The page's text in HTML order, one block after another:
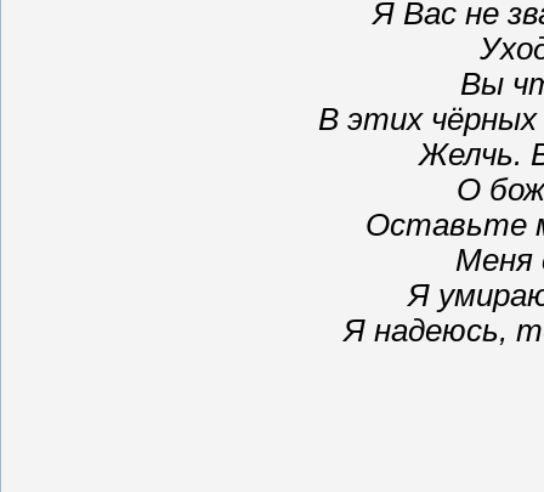
Я Вас не
Вы
В этих
Желчь.
О
Оставьте
Меня
Я
Я надеюсь,